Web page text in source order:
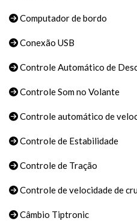
Computador de bordo
Conexão USB
Controle Automático de
Controle Som no Volante
Controle automático de
Controle de Estabilidade
Controle de Tração
Controle de velocidade de
Câmbio Tiptronic